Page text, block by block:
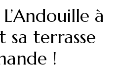
à
sa terrasse
!